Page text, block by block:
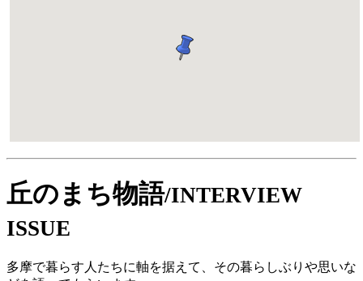
丘のまち物語/INTERVIEW
ISSUE
多摩で暮らす人たちに軸を据えて、その暮らしぶりや思いな